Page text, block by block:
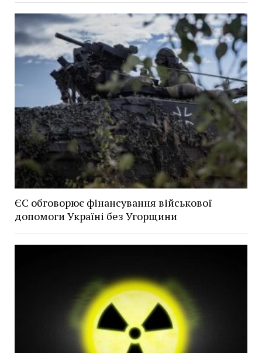
ЄС обговорює фінансування військової
допомоги Україні без Угорщини